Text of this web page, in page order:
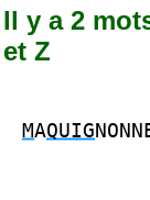
Il y a 2
et Z
MAQUIG